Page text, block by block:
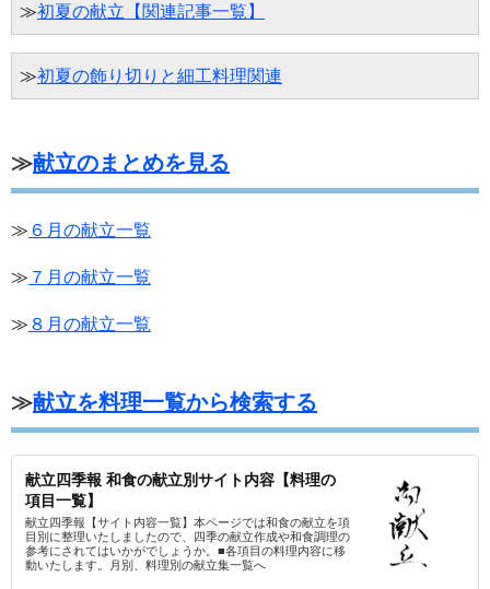
≫初夏の献立【関連記事一覧】
≫初夏の飾り切りと細工料理関連
≫献立のまとめを見る
≫ ６月の献立一覧
≫ ７月の献立一覧
≫ ８月の献立一覧
≫献立を料理一覧から検索する
献立四季報 和食の献立別サイト内容【料理の
項目一覧】
献立四季報【サイト内容一覧】本ページでは和食の献立を項
目別に整理いたしましたので、四季の献立作成や和食調理の
参考にされてはいかがでしょうか。■各項目の料理内容に移
動いたします。月別、料理別の献立集一覧へ